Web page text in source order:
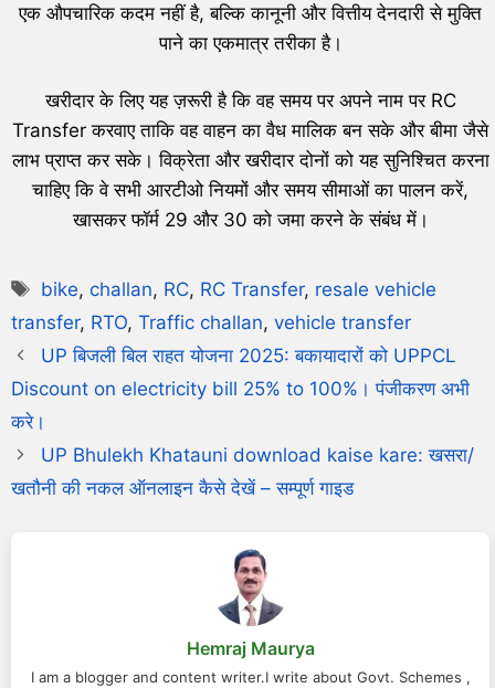
एक औपचारिक कदम नहीं है, बल्कि कानूनी और वित्तीय देनदारी से मुक्ति
पाने का एकमात्र तरीका है।
खरीदार के लिए यह ज़रूरी है कि वह समय पर अपने नाम पर RC
Transfer करवाए ताकि वह वाहन का वैध मालिक बन सके और बीमा जैसे
लाभ प्राप्त कर सके। विक्रेता और खरीदार दोनों को यह सुनिश्चित करना
चाहिए कि वे सभी आरटीओ नियमों और समय सीमाओं का पालन करें,
खासकर फॉर्म 29 और 30 को जमा करने के संबंध में।
bike,challan, RC, RC Transfer, resale vehicle
transfer, RTO, Traffic challan, vehicle transfer
UP बिजली बिल राहत योजना 2025: बकायादारों को UPPCL
Discount on electricity bill 25% to 100%। पंजीकरण अभी
करे।
UP Bhulekh Khatauni download kaise kare: खसरा/
खतौनी की नकल ऑनलाइन कैसे देखें – सम्पूर्ण गाइड
Hemraj Maurya
I am a blogger and content writer.I write about Govt. Schemes ,